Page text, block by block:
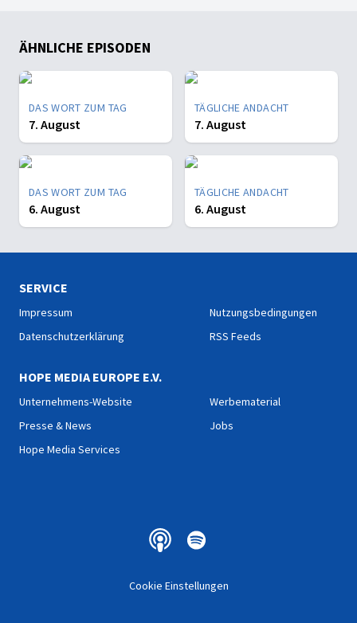
ÄHNLICHE EPISODEN
DAS WORT ZUM TAG
7. August
TÄGLICHE ANDACHT
7. August
DAS WORT ZUM TAG
6. August
TÄGLICHE ANDACHT
6. August
SERVICE
Impressum
Datenschutzerklärung
Nutzungsbedingungen
RSS Feeds
HOPE MEDIA EUROPE E.V.
Unternehmens-Website
Presse & News
Hope Media Services
Werbematerial
Jobs
Cookie Einstellungen